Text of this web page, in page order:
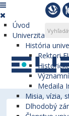
Úvod
Univerzita
História
Rektori
Medaila
Misia, vízia,
Dlhodobý